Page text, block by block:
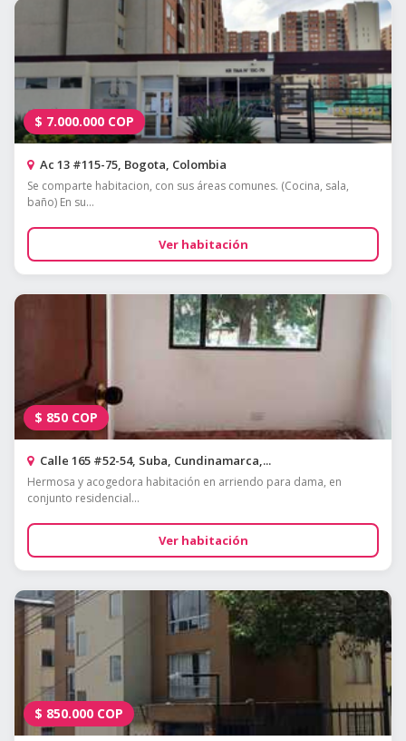
$ 7.000.000 COP
Ac 13 #115-75, Bogota, Colombia
Se comparte habitacion, con sus áreas comunes. (Cocina, sala,
baño) En su...
Ver habitación
$ 850 COP
Calle 165 #52-54, Suba, Cundinamarca,...
Hermosa y acogedora habitación en arriendo para dama, en
conjunto residencial...
Ver habitación
$ 850.000 COP